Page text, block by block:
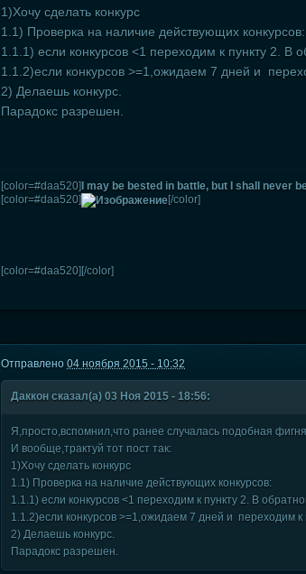
1)Хочу сделать конкурс
1.1) Проверка на наличие действующих конкурсов:
1.1.1) если конкурсов <1 переходим к пункту 2. В
1.1.2)если конкурсов >=1,ожидаем 7 дней и
2) Делаешь конкурс.
Парадокс разрешен.
[color=#daa520]I may be bested in battle, but I shall never
[color=#daa520]
[/color]
[color=#daa520][/color]
Отправлено04 ноября 2015 - 10:32
Даккон сказал(а) 03 Ноя 2015 - 18:56:
Я,просто,вспомнил,что ранее случалась подобная
И вообще,трактуй тот пост так:
1)Хочу сделать конкурс
1.1) Проверка на наличие действующих конкурсов:
1.1.1) если конкурсов <1 переходим к пункту 2. В
1.1.2)если конкурсов >=1,ожидаем 7 дней и переходим к
2) Делаешь конкурс.
Парадокс разрешен.